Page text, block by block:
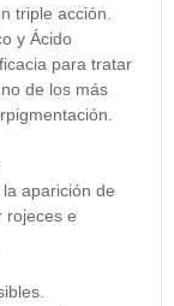
triple acción.
y Ácido
para tratar
de los más
aparición de
rojeces e